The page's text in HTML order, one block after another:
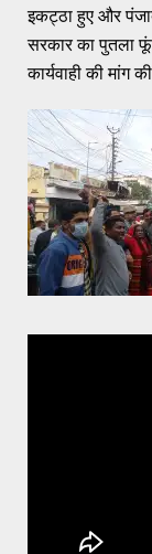
इकट्ठा हुए और
सरकार का पुतला
कार्यवाही की मांग